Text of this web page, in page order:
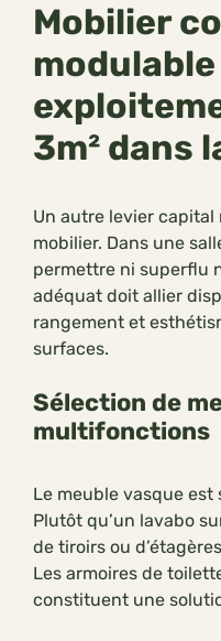
Mobilier
3m² dans
Un autre levier capital
mobilier. Dans une
permettre ni superflu
adéquat doit allier
rangement et
surfaces.
Sélection de
multifonctions
Le meuble vasque
Plutôt qu’un lavabo
de tiroirs ou
Les armoires de
constituent une